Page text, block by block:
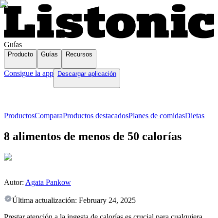
Guías
Producto Guías Recursos
Consigue la app Descargar aplicación
ProductosComparaProductos destacadosPlanes de comidasDietas
8 alimentos de menos de 50 calorías
Autor: Agata Pankow
Última actualización: February 24, 2025